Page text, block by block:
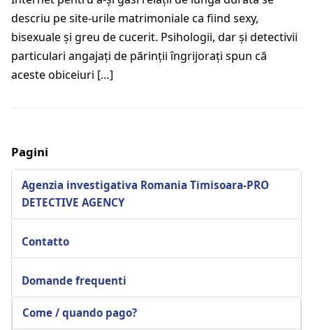
descriu pe site-urile matrimoniale ca fiind sexy,
bisexuale şi greu de cucerit. Psihologii, dar şi detectivii
particulari angajaţi de părinţii îngrijoraţi spun că
aceste obiceiuri […]
Pagini
Agenzia investigativa Romania Timisoara-PRO
DETECTIVE AGENCY
Contatto
Domande frequenti
Come / quando pago?